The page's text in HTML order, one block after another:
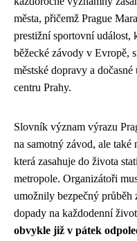
města, přičemž Prague
prestižní sportovní událost,
běžecké závody v Evropě,
městské dopravy a
centru Prahy.
Slovník význam výrazu
na samotný závod, ale
která zasahuje do života
metropole. Organizátoři
umožnily bezpečný
dopady na každodenní
obvykle již v pátek